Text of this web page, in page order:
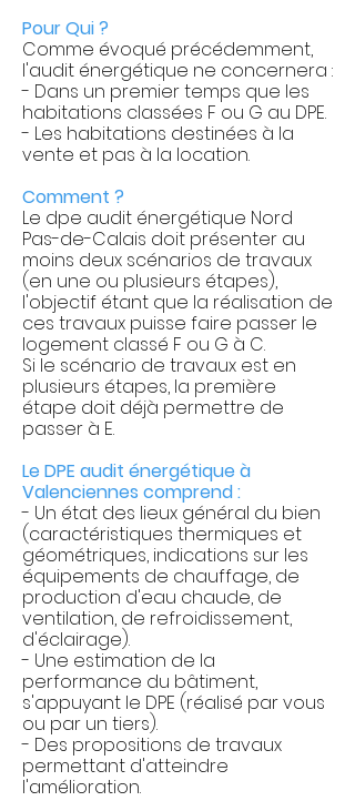
Pour Qui ?
Comme évoqué précédemment,
l'audit énergétique ne concernera :
- Dans un premier temps que les
habitations classées F ou G au DPE.
- Les habitations destinées à la
vente et pas à la location.
Comment ?
Le dpe audit énergétique Nord
Pas-de-Calais doit présenter au
moins deux scénarios de travaux
(en une ou plusieurs étapes),
l'objectif étant que la réalisation de
ces travaux puisse faire passer le
logement classé F ou G à C.
Si le scénario de travaux est en
plusieurs étapes, la première
étape doit déjà permettre de
passer à E.
Le DPE audit énergétique à
Valenciennes comprend :
- Un état des lieux général du bien
(caractéristiques thermiques et
géométriques, indications sur les
équipements de chauffage, de
production d'eau chaude, de
ventilation, de refroidissement,
d'éclairage).
- Une estimation de la
performance du bâtiment,
s'appuyant le DPE (réalisé par vous
ou par un tiers).
- Des propositions de travaux
permettant d'atteindre
l'amélioration.